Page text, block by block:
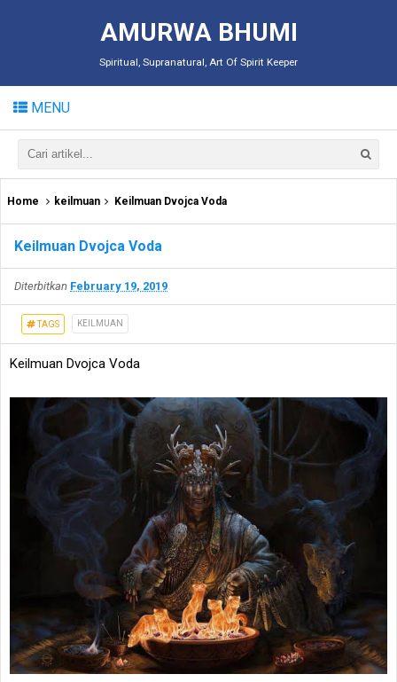
AMURWA BHUMI
Spiritual, Supranatural, Art Of Spirit Keeper
MENU
Home keilmuan Keilmuan Dvojca Voda
Keilmuan Dvojca Voda
Diterbitkan February 19, 2019
TAGS KEILMUAN
Keilmuan Dvojca Voda